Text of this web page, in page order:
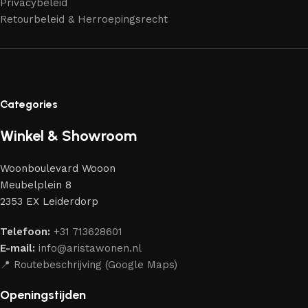
aantrekkelijk design en optimale veiligheid — zodat je
Privacybeleid
Retourbeleid & Herroepingsrecht
Categories
Winkel & Showroom
Woonboulevard Wooon
Meubelplein 8
2353 EX Leiderdorp
Telefoon: +31 713628601
E-mail: info@aristawonen.nl
📍 Routebeschrijving (Google Maps)
Openingstijden